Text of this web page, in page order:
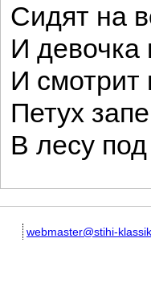
Сидят на
И девочка
И смотрит
Петух
В лесу
webmaster@stihi-